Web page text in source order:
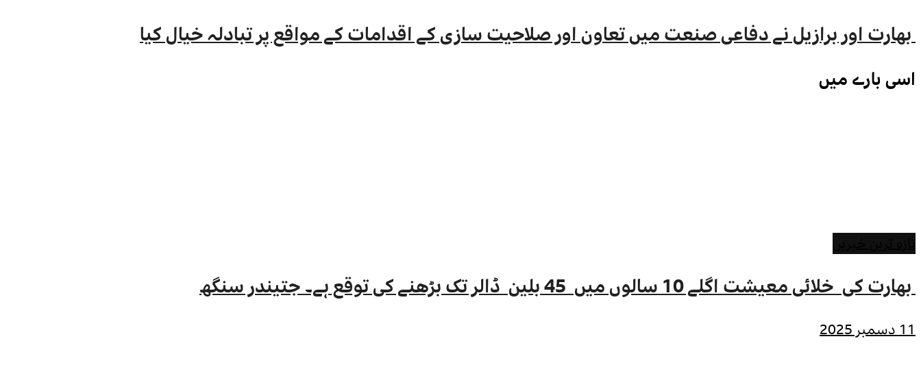
بھارت اور برازیل نے دفاعی صنعت میں تعاون اور صلاحیت سازی کے اقدامات کے مواقع پر تبادلہ خیال کیا
اسیبارے میں
بھارت کی خلائی معیشت اگلے 10 سالوں میں 45 بلین ڈالر تک بڑھنے کی توقع ہے۔ جتیندر سنگھ
11 دسمبر 2025